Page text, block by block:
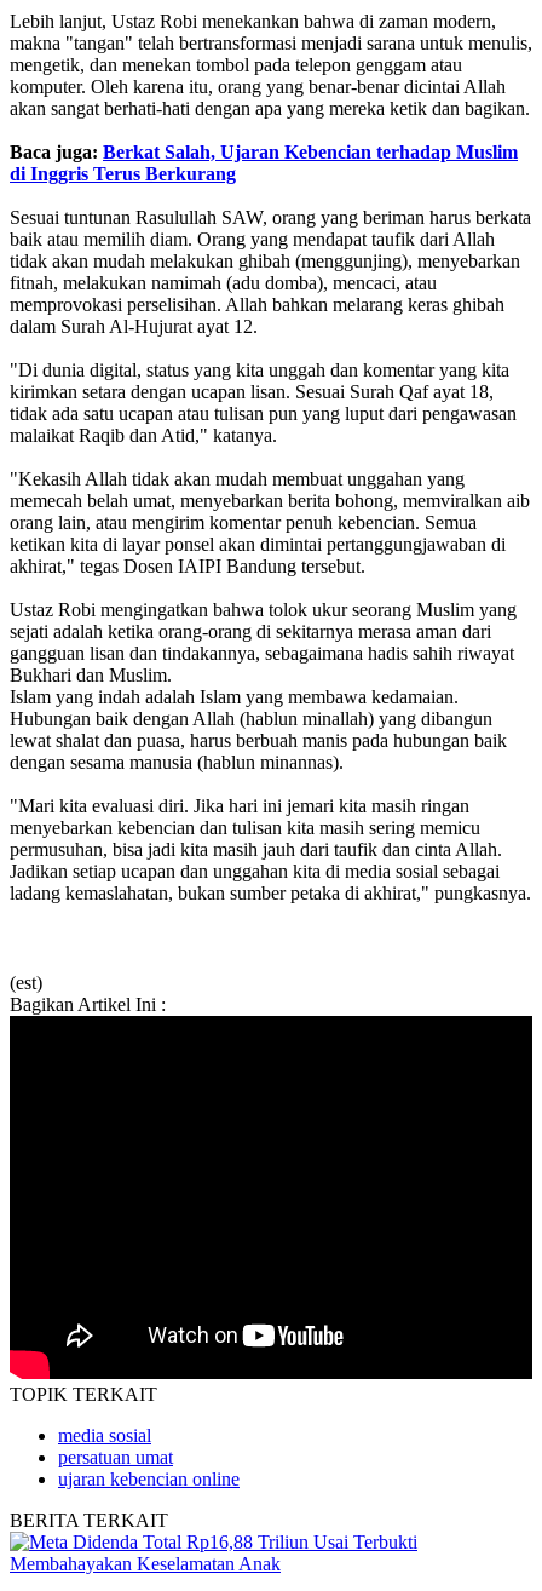
‎Lebih lanjut, Ustaz Robi menekankan bahwa di zaman modern,
makna "tangan" telah bertransformasi menjadi sarana untuk menulis,
mengetik, dan menekan tombol pada telepon genggam atau
komputer. Oleh karena itu, orang yang benar-benar dicintai Allah
akan sangat berhati-hati dengan apa yang mereka ketik dan bagikan.
Baca juga: Berkat Salah, Ujaran Kebencian terhadap Muslim
di Inggris Terus Berkurang
‎Sesuai tuntunan Rasulullah SAW, orang yang beriman harus berkata
baik atau memilih diam. Orang yang mendapat taufik dari Allah
tidak akan mudah melakukan ghibah (menggunjing), menyebarkan
fitnah, melakukan namimah (adu domba), mencaci, atau
memprovokasi perselisihan. Allah bahkan melarang keras ghibah
dalam Surah Al-Hujurat ayat 12.
‎"Di dunia digital, status yang kita unggah dan komentar yang kita
kirimkan setara dengan ucapan lisan. Sesuai Surah Qaf ayat 18,
tidak ada satu ucapan atau tulisan pun yang luput dari pengawasan
malaikat Raqib dan Atid," katanya.
‎"Kekasih Allah tidak akan mudah membuat unggahan yang
memecah belah umat, menyebarkan berita bohong, memviralkan aib
orang lain, atau mengirim komentar penuh kebencian. Semua
ketikan kita di layar ponsel akan dimintai pertanggungjawaban di
akhirat," tegas Dosen IAIPI Bandung tersebut.
‎Ustaz Robi mengingatkan bahwa tolok ukur seorang Muslim yang
sejati adalah ketika orang-orang di sekitarnya merasa aman dari
gangguan lisan dan tindakannya, sebagaimana hadis sahih riwayat
Bukhari dan Muslim.
‎Islam yang indah adalah Islam yang membawa kedamaian.
Hubungan baik dengan Allah (hablun minallah) yang dibangun
lewat shalat dan puasa, harus berbuah manis pada hubungan baik
dengan sesama manusia (hablun minannas).
‎"Mari kita evaluasi diri. Jika hari ini jemari kita masih ringan
menyebarkan kebencian dan tulisan kita masih sering memicu
permusuhan, bisa jadi kita masih jauh dari taufik dan cinta Allah.
Jadikan setiap ucapan dan unggahan kita di media sosial sebagai
ladang kemaslahatan, bukan sumber petaka di akhirat," pungkasnya.
(est)
Bagikan Artikel Ini :
TOPIK TERKAIT
media sosial
persatuan umat
ujaran kebencian online
BERITA TERKAIT